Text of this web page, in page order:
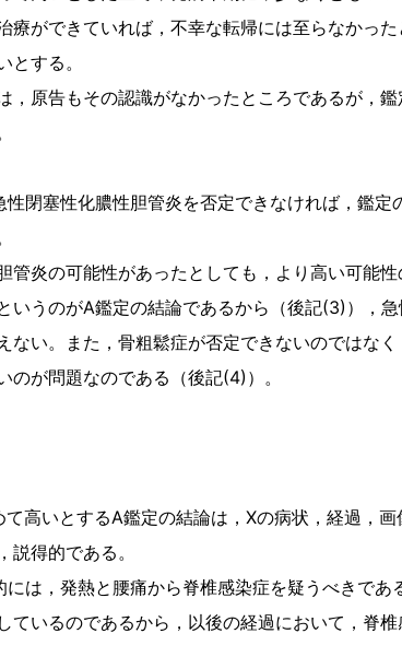
療ができていれば，不幸な転帰には至らなかっ
する。
原告もその認識がなかったところであるが，
閉塞性化膿性胆管炎を否定できなければ，鑑定
炎の可能性があったとしても，より高い可能
いうのがA鑑定の結論であるから（後記(3)），
ない。また，骨粗鬆症が否定できないのではな
が問題なのである（後記(4)）。
高いとするA鑑定の結論は，Xの病状，経過，
得的である。
には，発熱と腰痛から脊椎感染症を疑うべき
ているのであるから，以後の経過において，脊